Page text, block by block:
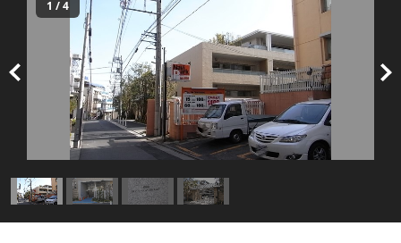
1 /4